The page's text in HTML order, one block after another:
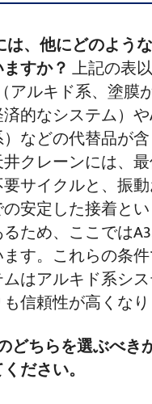
は、他にどのよう
すか？ 上記の表
アルキド系、塗膜
的なシステム）
などの代替品が
クレーンには、
サイクルと、振
安定した接着と
ため、ここでは
す。これらの条
はアルキド系シ
信頼性が高くなり
どちらを選ぶべき
ださい。